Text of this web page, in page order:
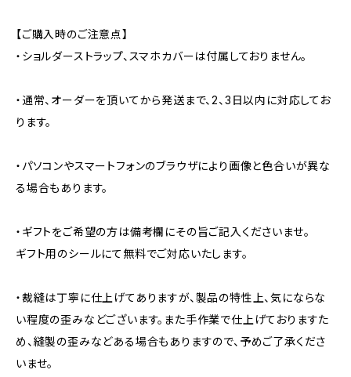
【ご購入時のご注意点】
・ショルダーストラップ、スマホカバーは付属しておりません。
・通常、オーダーを頂いてから発送まで、2、3日以内に対応してお
ります。
・パソコンやスマートフォンのブラウザにより画像と色合いが異な
る場合もあります。
・ギフトをご希望の方は備考欄にその旨ご記入くださいませ。
ギフト用のシールにて無料でご対応いたします。
・裁縫は丁寧に仕上げてありますが、製品の特性上、気にならな
い程度の歪みなどございます。また手作業で仕上げておりますた
め、縫製の歪みなどある場合もありますので、予めご了承くださ
いませ。